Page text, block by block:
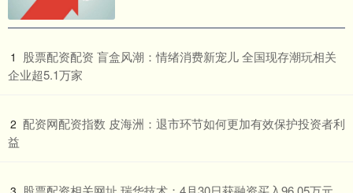
1
​股票配资配资 盲盒风潮：情绪消费新宠儿 全国现存潮玩相关
企业超5.1万家
2 ​配资网配资指数 皮海洲：退市环节如何更加有效保护投资者利
益